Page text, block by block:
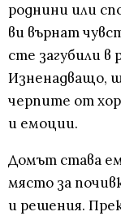
роднини или
ви върнат
сте загубили
Изненадващо,
черпите от
и емоции.
Домът става
място за
и решения.